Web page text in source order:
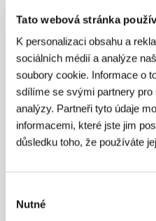
Tato webová stránka
K personalizaci obsahu a
sociálních médií a analýze
soubory cookie. Informace o
sdílíme se svými partnery pro
analýzy. Partneři tyto údaje
informacemi, které jste jim
důsledku toho, že používáte
souhlasu
Nutné
218 sedadel, Dolby
Karlovarské